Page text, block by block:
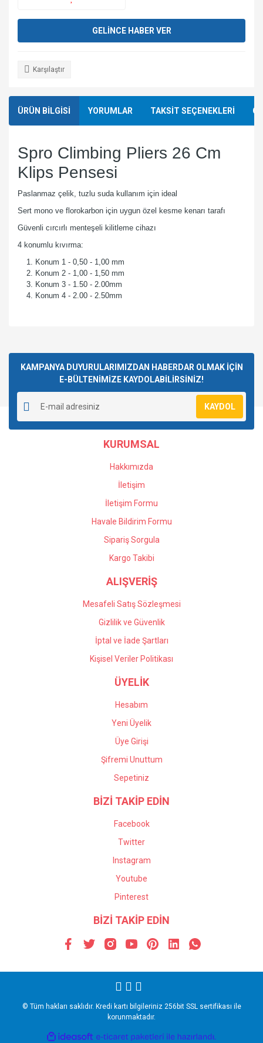
GELİNCE HABER VER
Karşılaştır
ÜRÜN BİLGİSİ YORUMLAR TAKSİT SEÇENEKLERİ
Spro Climbing Pliers 26 Cm
Klips Pensesi
Paslanmaz çelik, tuzlu suda kullanım için ideal
Sert mono ve florokarbon için uygun özel kesme kenarı tarafı
Güvenli cırcırlı menteşeli kilitleme cihazı
4 konumlu kıvırma:
Konum 1 - 0,50 - 1,00 mm
Konum 2 - 1,00 - 1,50 mm
Konum 3 - 1.50 - 2.00mm
Konum 4 - 2.00 - 2.50mm
Yorum Yaz
kullanarak tarafımıza iletebilirsiniz.
Görüş ve önerileriniz için teşekkür ederiz.
Ürün resmi kalitesiz, bozuk veya görüntülenemiyor.
Ürün açıklamasında eksik bilgiler bulunuyor.
Ürün bilgilerinde hatalar bulunuyor.
Ürün fiyatı diğer sitelerden daha pahalı.
Gönder
KAMPANYA DUYURULARIMIZDAN HABERDAR OLMAK İÇİN
E-BÜLTENİMİZE KAYDOLABİLİRSİNİZ!
KAYDOL
KURUMSAL
Hakkımızda
İletişim
İletişim Formu
Havale Bildirim Formu
Sipariş Sorgula
Kargo Takibi
ALIŞVERİŞ
Mesafeli Satış Sözleşmesi
Gizlilik ve Güvenlik
İptal ve İade Şartları
Kişisel Veriler Politikası
ÜYELİK
Hesabım
Yeni Üyelik
Üye Girişi
Şifremi Unuttum
Sepetiniz
BİZİ TAKİP EDİN
Facebook
Twitter
Instagram
Youtube
Pinterest
BİZİ TAKİP EDİN
© Tüm hakları saklıdır. Kredi kartı bilgileriniz 256bit SSL sertifikası ile
korunmaktadır.
ideasoft e-